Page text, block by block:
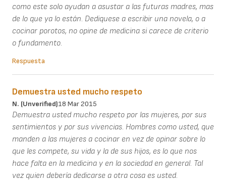
como este solo ayudan a asustar a las futuras madres, mas
de lo que ya lo están. Dediquese a escribir una novela, o a
cocinar porotos, no opine de medicina si carece de criterio
o fundamento.
Respuesta
Demuestra usted mucho respeto
N. (unverified)18 Mar 2015
Demuestra usted mucho respeto por las mujeres, por sus
sentimientos y por sus vivencias. Hombres como usted, que
manden a las mujeres a cocinar en vez de opinar sobre lo
que les compete, su vida y la de sus hijos, es lo que nos
hace falta en la medicina y en la sociedad en general. Tal
vez quien debería dedicarse a otra cosa es usted.